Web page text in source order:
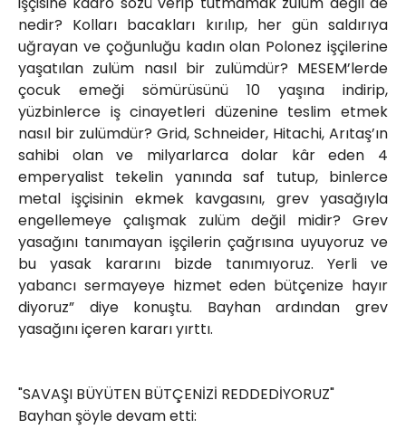
nedir? Kolları bacakları kırılıp, her gün saldırıya
uğrayan ve çoğunluğu kadın olan Polonez işçilerine
yaşatılan zulüm nasıl bir zulümdür? MESEM’lerde
çocuk emeği sömürüsünü 10 yaşına indirip,
yüzbinlerce iş cinayetleri düzenine teslim etmek
nasıl bir zulümdür? Grid, Schneider, Hitachi, Arıtaş’ın
sahibi olan ve milyarlarca dolar kâr eden 4
emperyalist tekelin yanında saf tutup, binlerce
metal işçisinin ekmek kavgasını, grev yasağıyla
engellemeye çalışmak zulüm değil midir? Grev
yasağını tanımayan işçilerin çağrısına uyuyoruz ve
bu yasak kararını bizde tanımıyoruz. Yerli ve
yabancı sermayeye hizmet eden bütçenize hayır
diyoruz” diye konuştu. Bayhan ardından grev
yasağını içeren kararı yırttı.
"SAVAŞI BÜYÜTEN BÜTÇENİZİ REDDEDİYORUZ"
Bayhan şöyle devam etti: